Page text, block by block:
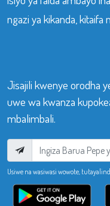
ngazi ya kikanda, kitaifa
Jisajili kwenye orodha
uwe wa kwanza
mbalimbali.
Usiwe na wasiwasi wowote,